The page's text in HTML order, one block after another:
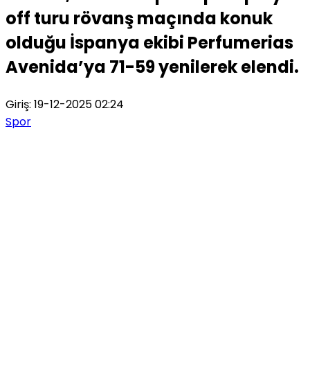
off turu rövanş maçında konuk
olduğu İspanya ekibi Perfumerias
Avenida’ya 71-59 yenilerek elendi.
Giriş: 19-12-2025 02:24
Spor